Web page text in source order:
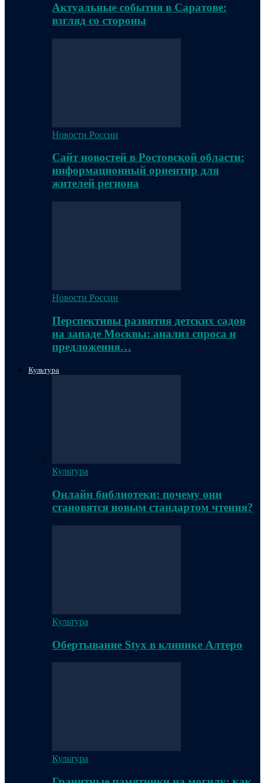
Актуальные события в Саратове:
взгляд со стороны
Новости России
Сайт новостей в Ростовской области:
информационный ориентир для
жителей региона
Новости России
Перспективы развития детских садов
на западе Москвы: анализ спроса и
предложения…
Культура
Культура
Онлайн библиотеки: почему они
становятся новым стандартом чтения?
Культура
Обертывание Styx в клинике Алтеро
Культура